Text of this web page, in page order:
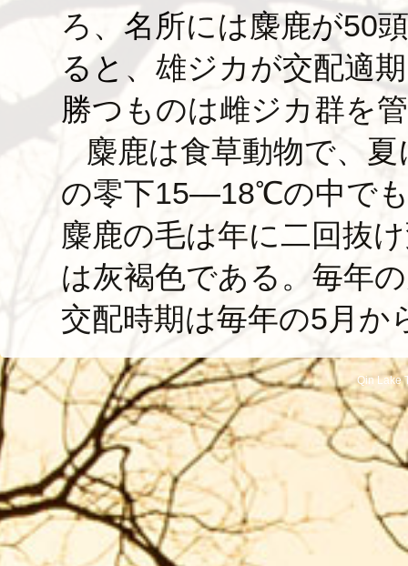
ろ、名所には麋鹿が50
ると、雄ジカが交配適
勝つものは雌ジカ群を
麋鹿は食草動物で、
の零下15—18℃の中で
麋鹿の毛は年に二回抜
は灰褐色である。毎年
交配時期は毎年の5月か
Qin Lake